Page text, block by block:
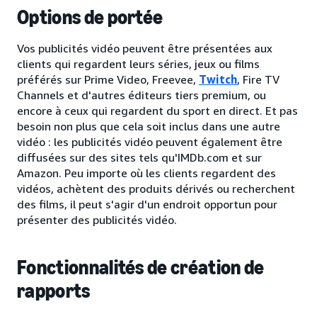
Options de portée
Vos publicités vidéo peuvent être présentées aux
clients qui regardent leurs séries, jeux ou films
préférés sur Prime Video, Freevee, Twitch, Fire TV
Channels et d'autres éditeurs tiers premium, ou
encore à ceux qui regardent du sport en direct. Et pas
besoin non plus que cela soit inclus dans une autre
vidéo : les publicités vidéo peuvent également être
diffusées sur des sites tels qu'IMDb.com et sur
Amazon. Peu importe où les clients regardent des
vidéos, achètent des produits dérivés ou recherchent
des films, il peut s'agir d'un endroit opportun pour
présenter des publicités vidéo.
Fonctionnalités de création de
rapports